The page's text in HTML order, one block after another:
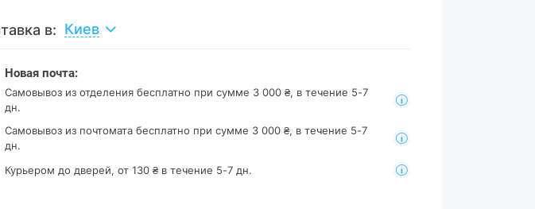
в: Киев
Новая почта:
Самовывоз из отделения бесплатно при сумме 3 000 ₴, в течение 5-7
дн.
Самовывоз из почтомата бесплатно при сумме 3 000 ₴, в течение 5-7
дн.
Курьером до дверей, от 130 ₴ в течение 5-7 дн.